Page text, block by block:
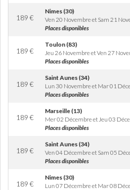
189 €
Nimes (30)
Ven 20 Novembre et Sam 21
Places disponibles
189 €
Toulon (83)
Jeu 26 Novembre et Ven 27
Places disponibles
189 €
Saint Aunes (34)
Lun 30 Novembre et Mar 01
Places disponibles
189 €
Marseille (13)
Mer 02 Décembre et Jeu 03
Places disponibles
189 €
Saint Aunes (34)
Ven 04 Décembre et Sam 05
Places disponibles
189 €
Nimes (30)
Lun 07 Décembre et Mar 08